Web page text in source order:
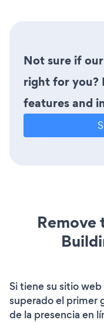
Not sure if
right for you?
features and
Remove
Si tiene su sitio
superado el primer
de la presencia en